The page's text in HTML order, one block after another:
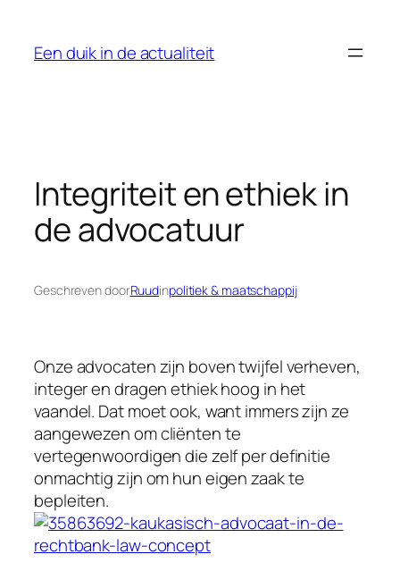
Een duik in de actualiteit
Integriteit en ethiek in
de advocatuur
Geschreven doorRuudinpolitiek & maatschappij
Onze advocaten zijn boven twijfel verheven,
integer en dragen ethiek hoog in het
vaandel. Dat moet ook, want immers zijn ze
aangewezen om cliënten te
vertegenwoordigen die zelf per definitie
onmachtig zijn om hun eigen zaak te
bepleiten.